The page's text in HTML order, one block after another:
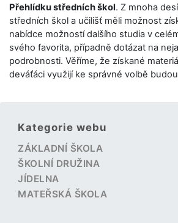
Přehlídku středních škol. Z mnoha
středních škol a učilišť měli možnost
nabídce možností dalšího studia v
svého favorita, případně dotázat na
podrobnosti. Věříme, že získané
deváťáci využijí ke správné volbě
Kategorie webu
ZÁKLADNÍ ŠKOLA
ŠKOLNÍ DRUŽINA
JÍDELNA
MATEŘSKÁ ŠKOLA